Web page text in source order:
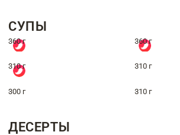
СУПЫ
360 г 360 г
310 г 310 г
300 г 310 г
ДЕСЕРТЫ